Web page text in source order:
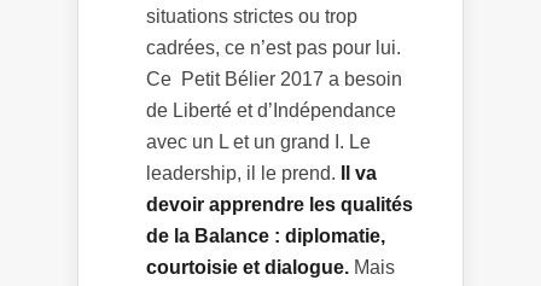
situations strictes ou trop
cadrées, ce n’est pas pour lui.
Ce Petit Bélier 2017 a besoin
de Liberté et d’Indépendance
avec un L et un grand I. Le
leadership, il le prend.
Il va
devoir apprendre les qualités
de la Balance : diplomatie,
courtoisie et dialogue. Mais